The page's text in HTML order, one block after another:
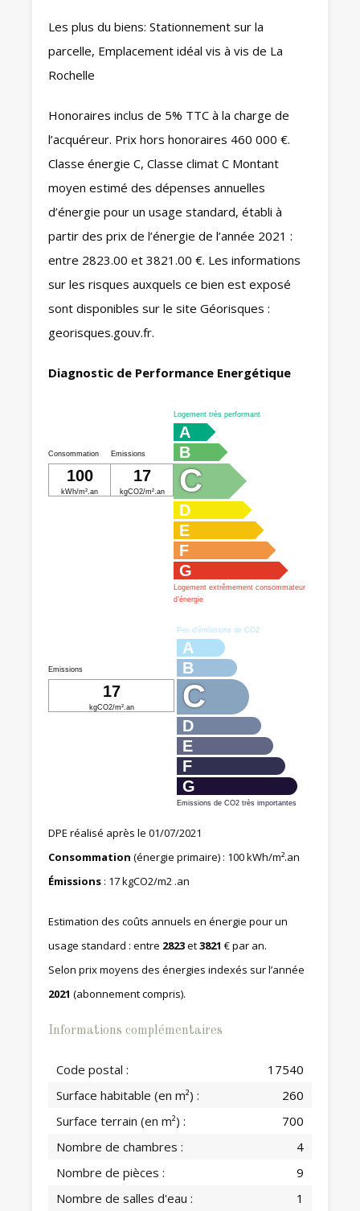
Les plus du biens: Stationnement sur la
parcelle, Emplacement idéal vis à vis de La
Rochelle
Honoraires inclus de 5% TTC à la charge de
l’acquéreur. Prix hors honoraires 460 000 €.
Classe énergie C, Classe climat C Montant
moyen estimé des dépenses annuelles
d’énergie pour un usage standard, établi à
partir des prix de l’énergie de l’année 2021 :
entre 2823.00 et 3821.00 €. Les informations
sur les risques auxquels ce bien est exposé
sont disponibles sur le site Géorisques :
georisques.gouv.fr.
Diagnostic de Performance Energétique
Consommation
100
kWh/m².an
Emissions
17
kgCO2/m².an
Logement très performant
A
B
C
D
E
F
G
Logement extrêmement consommateur
d’énergie
Emissions
17
kgCO2/m².an
Peu d’émissions de CO2
A
B
C
D
E
F
G
Emissions de CO2 très importantes
DPE réalisé après le 01/07/2021
Consommation (énergie primaire) : 100 kWh/m².an
Émissions : 17 kgCO2/m2 .an
Estimation des coûts annuels en énergie pour un
usage standard : entre 2823et3821 € par an.
Selon prix moyens des énergies indexés sur l’année
2021 (abonnement compris).
Informations complémentaires
Code postal :
17540
Surface habitable (en m²) :
260
Surface terrain (en m²) :
700
Nombre de chambres :
4
Nombre de pièces :
9
Nombre de salles d'eau :
1